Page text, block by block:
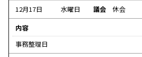
な
12月17日 水曜日 議会
休会
内容
事務整理日